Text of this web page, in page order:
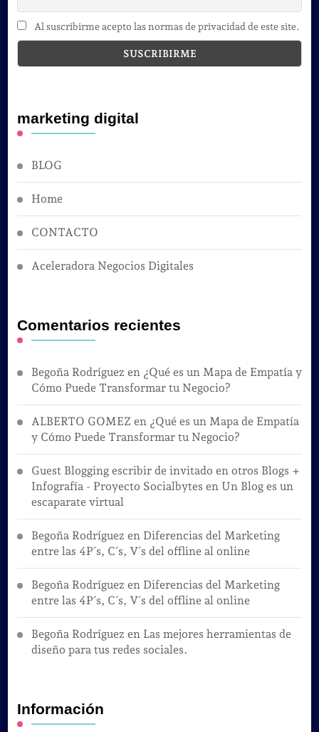
Al suscribirme acepto las normas de privacidad de este site.
marketing digital
BLOG
Home
CONTACTO
Aceleradora Negocios Digitales
Comentarios recientes
Begoña Rodríguez en ¿Qué es un Mapa de Empatía y
Cómo Puede Transformar tu Negocio?
ALBERTO GOMEZ en ¿Qué es un Mapa de Empatía
y Cómo Puede Transformar tu Negocio?
Guest Blogging escribir de invitado en otros Blogs +
Infografía - Proyecto Socialbytes en Un Blog es un
escaparate virtual
Begoña Rodríguez en Diferencias del Marketing
entre las 4P´s, C´s, V´s del offline al online
Begoña Rodríguez en Diferencias del Marketing
entre las 4P´s, C´s, V´s del offline al online
Begoña Rodríguez en Las mejores herramientas de
diseño para tus redes sociales.
Información